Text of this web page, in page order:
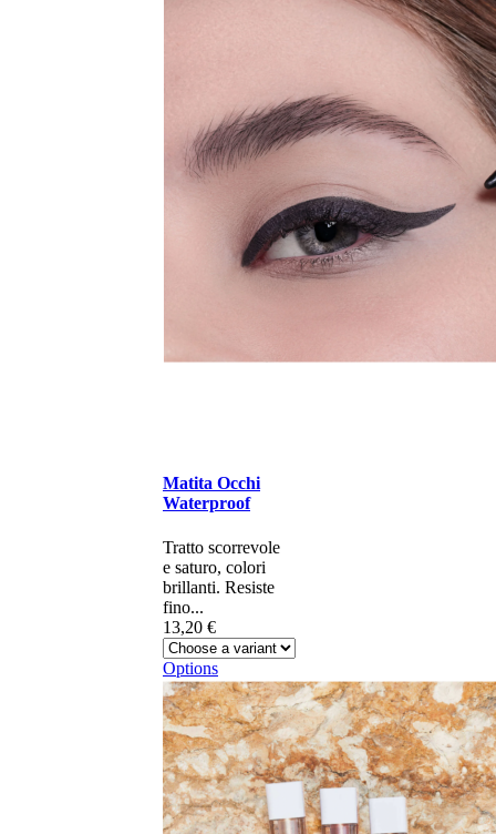
Matita Occhi
Waterproof
Tratto scorrevole
e saturo, colori
brillanti. Resiste
fino...
13,20 €
Options